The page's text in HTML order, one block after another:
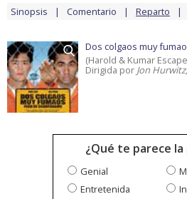
Sinopsis Comentario Reparto
Dos colgaos muy
(Harold & Kumar
Dirigida por Jon
¿Qué te parece la
Genial
Entretenida